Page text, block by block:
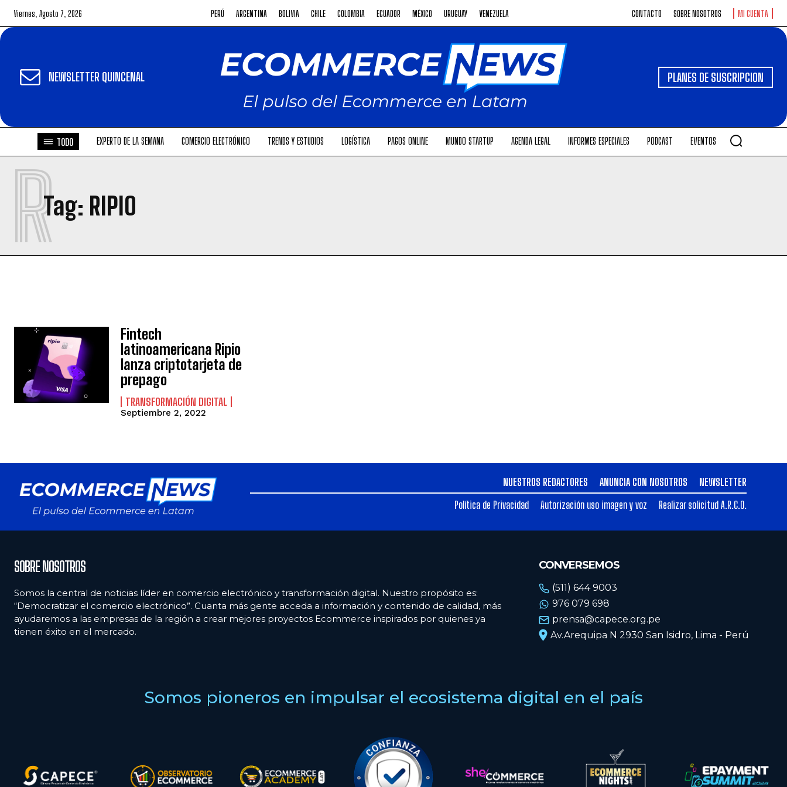
Viernes, Agosto 7, 2026 PERÚ ARGENTINA BOLIVIA CHILE COLOMBIA ECUADOR MÉXICO URUGUAY VENEZUELA CONTACTO SOBRE NOSOTROS MI CUENTA
NEWSLETTER QUINCENAL PLANES DE SUSCRIPCION
TODO EXPERTO DE LA SEMANA COMERCIO ELECTRÓNICO TRENDS Y ESTUDIOS LOGÍSTICA PAGOS ONLINE MUNDO STARTUP AGENDA LEGAL INFORMES ESPECIALES PODCAST EVENTOS
Tag: RIPIO
R
Fintech
latinoamericana Ripio
lanza criptotarjeta de
prepago
TRANSFORMACIÓN DIGITAL
Septiembre 2, 2022
NUESTROS REDACTORES ANUNCIA CON NOSOTROS
NEWSLETTER
Política de Privacidad
Autorización uso imagen y voz Realizar solicitud A.R.C.O.
SOBRE NOSOTROS
Somos la central de noticias líder en comercio electrónico y transformación digital. Nuestro propósito es:
“Democratizar el comercio electrónico”. Cuanta más gente acceda a información y contenido de calidad, más
ayudaremos a las empresas de la región a crear mejores proyectos Ecommerce inspirados por quienes ya
tienen éxito en el mercado.
CONVERSEMOS
(511) 644 9003
976 079 698
prensa@capece.org.pe
Av.Arequipa N 2930 San Isidro, Lima - Perú
Somos pioneros en impulsar el ecosistema digital en el país